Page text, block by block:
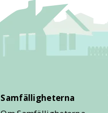
Samfälligheterna